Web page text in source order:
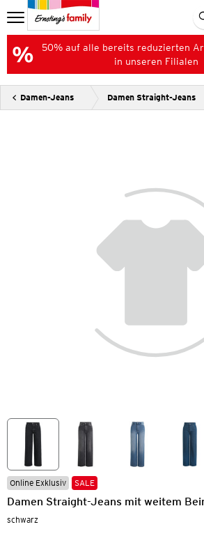
50% auf alle bereits reduzierten
in unseren Filialen
Damen-Jeans Damen Straight-Jeans
Online Exklusiv SALE
Damen Straight-Jeans mit weitem
schwarz